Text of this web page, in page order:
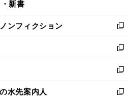
開
く
ウ
で
開
く
ン
ド
ウ
で
開
く
ウ
ィ
ン
ド
ウ
で
開
く
新書
ンフィクション
新
し
い
ウ
ィ
ン
ド
新
し
い
ウ
ィ
新
し
い
水先案内人
新